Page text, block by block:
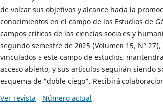
de volcar sus objetivos y alcance hacia la
conocimientos en el campo de los Estudios de
campos críticos de las ciencias sociales y
segundo semestre de 2025 (Volumen 15, N° 27),
vinculados a este campo de estudios,
acceso abierto, y sus artículos seguirán siendo
esquema de “doble ciego”. Recibirá
Ver revista
Número actual